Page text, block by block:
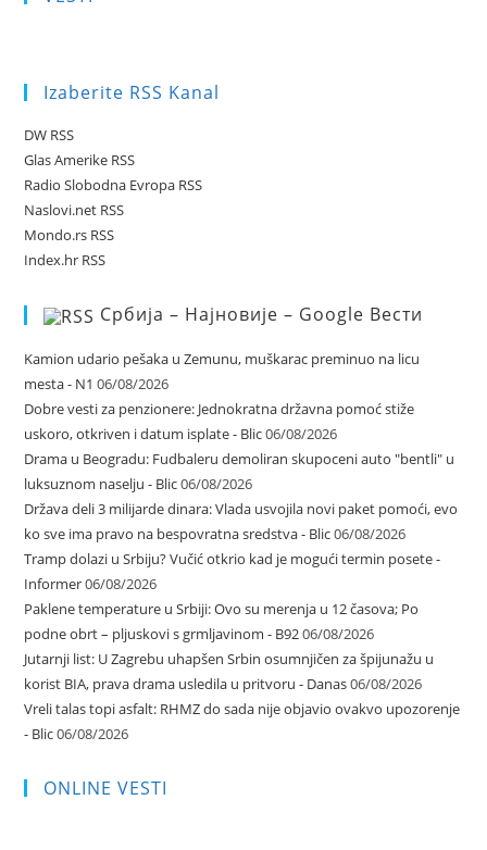
Izaberite RSS Kanal
DW RSS
Glas Amerike RSS
Radio Slobodna Evropa RSS
Naslovi.net RSS
Mondo.rs RSS
Index.hr RSS
Србија – Најновије – Google Вести
Kamion udario pešaka u Zemunu, muškarac preminuo na licu
mesta - N1 06/08/2026
Dobre vesti za penzionere: Jednokratna državna pomoć stiže
uskoro, otkriven i datum isplate - Blic06/08/2026
Drama u Beogradu: Fudbaleru demoliran skupoceni auto "bentli" u
luksuznom naselju - Blic06/08/2026
Država deli 3 milijarde dinara: Vlada usvojila novi paket pomoći, evo
ko sve ima pravo na bespovratna sredstva - Blic06/08/2026
Tramp dolazi u Srbiju? Vučić otkrio kad je mogući termin posete -
Informer06/08/2026
Paklene temperature u Srbiji: Ovo su merenja u 12 časova; Po
podne obrt – pljuskovi s grmljavinom - B9206/08/2026
Jutarnji list: U Zagrebu uhapšen Srbin osumnjičen za špijunažu u
korist BIA, prava drama usledila u pritvoru - Danas06/08/2026
Vreli talas topi asfalt: RHMZ do sada nije objavio ovakvo upozorenje
- Blic06/08/2026
ONLINE VESTI